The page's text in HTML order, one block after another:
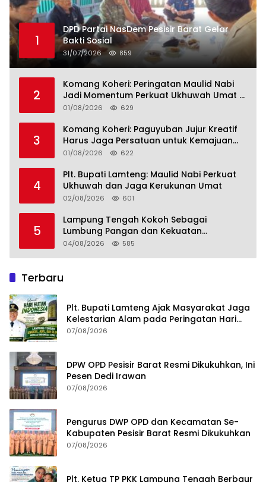
1
DPD Partai NasDem Pesisir Barat Gelar
Bakti Sosial
31/07/2026 859
2
Komang Koheri: Peringatan Maulid Nabi
Jadi Momentum Perkuat Ukhuwah Umat di
Lampung Tengah
01/08/2026 629
3
Komang Koheri: Paguyuban Jujur Kreatif
Harus Jaga Persatuan untuk Kemajuan
Lampung Tengah
01/08/2026 622
4
Plt. Bupati Lamteng: Maulid Nabi Perkuat
Ukhuwah dan Jaga Kerukunan Umat
02/08/2026 601
5
Lampung Tengah Kokoh Sebagai
Lumbung Pangan dan Kekuatan
Perkebunan Lampung, Komang Koheri:
04/08/2026 585
Terbaru
Plt. Bupati Lamteng Ajak Masyarakat Jaga
Kelestarian Alam pada Peringatan Hari
Hutan Indonesia 2026
07/08/2026
DPW OPD Pesisir Barat Resmi Dikukuhkan, Ini
Pesen Dedi Irawan
07/08/2026
Pengurus DWP OPD dan Kecamatan Se-
Kabupaten Pesisir Barat Resmi Dikukuhkan
07/08/2026
Plt. Ketua TP PKK Lampung Tengah Berbaur